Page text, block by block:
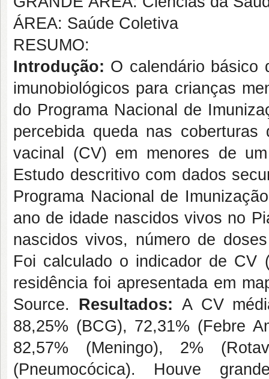
ÁREA: Saúde Coletiva
RESUMO:
Introdução: O calendário básico
imunobiológicos para crianças
do Programa Nacional de
percebida queda nas
vacinal (CV) em menores de
Estudo descritivo com dados
Programa Nacional de
ano de idade nascidos vivos no
nascidos vivos, número de
Foi calculado o indicador de CV
residência foi apresentada em
Source. Resultados: A CV
88,25% (BCG), 72,31% (Febre
82,57% (Meningo), 2%
(Pneumocócica). Houve